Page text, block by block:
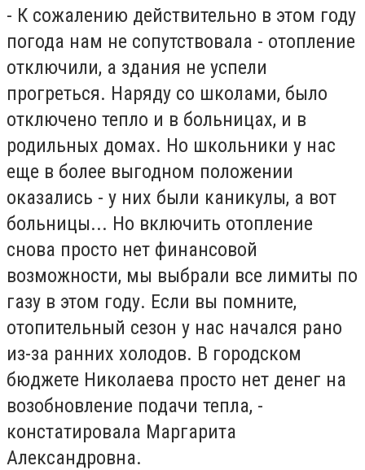
- К сожалению действительно в этом году
погода нам не сопутствовала - отопление
отключили, а здания не успели
прогреться. Наряду со школами, было
отключено тепло и в больницах, и в
родильных домах. Но школьники у нас
еще в более выгодном положении
оказались - у них были каникулы, а вот
больницы... Но включить отопление
снова просто нет финансовой
возможности, мы выбрали все лимиты по
газу в этом году. Если вы помните,
отопительный сезон у нас начался рано
из-за ранних холодов. В городском
бюджете Николаева просто нет денег на
возобновление подачи тепла, -
констатировала Маргарита
Александровна.